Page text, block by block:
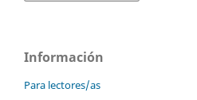
Información
Para lectores/as